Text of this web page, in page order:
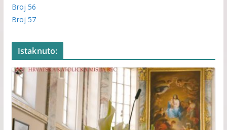
Broj 56
Broj 57
Istaknuto: